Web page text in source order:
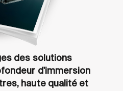
des solutions
d'immersion
haute qualité et